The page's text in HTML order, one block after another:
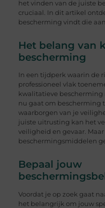
het vinden van de juiste
cruciaal. In dit artikel
bescherming vindt die
Het belang van
bescherming
In een tijdperk waarin de
professioneel vlak
kwalitatieve bescherming
nu gaat om bescherming
waarborgen van je
juiste uitrusting kan het
veiligheid en gevaar.
beschermingsmiddelen
Bepaal jouw
Voordat je op zoek gaat
het belangrijk om jouw